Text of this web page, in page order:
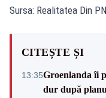
Sursa: Realitatea Din
CITEȘTE ȘI
13:35Groenlanda îi
dur după